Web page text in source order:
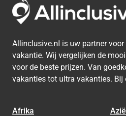
Allinclusive.nl is uw partner
vakantie. Wij vergelijken de
voor de beste prijzen. Van
vakanties tot ultra vakanties. Bij
Afrika Azië